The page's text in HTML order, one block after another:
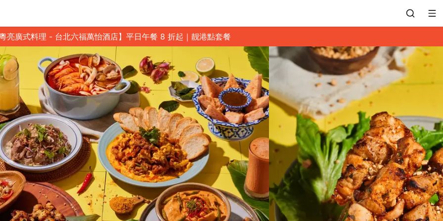
訂位紀錄
餐廳客服
常見問題
EZTABLE 禮物卡
餐廳合作
亮廣式料理 - 台北六福萬怡酒店】平日午餐 8 折起｜靓港點套餐